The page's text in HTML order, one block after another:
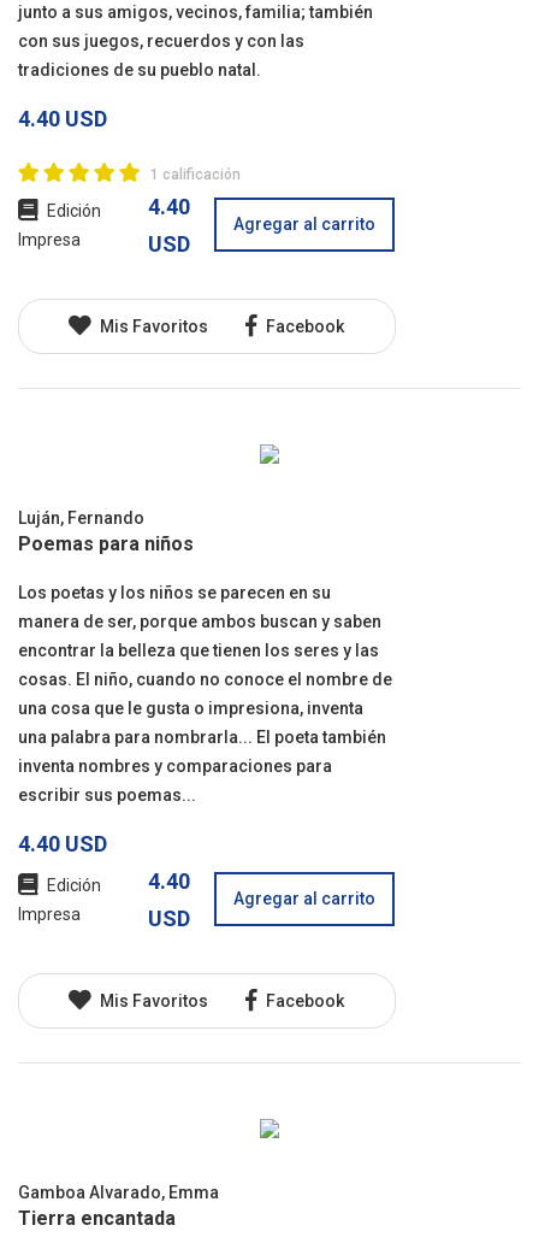
junto a sus amigos, vecinos, familia; también
con sus juegos, recuerdos y con las
tradiciones de su pueblo natal.
4.40 USD
1 calificación
Edición
Impresa
4.40
USD
Agregar al carrito
Mis Favoritos Facebook
Luján, Fernando
Poemas para niños
Los poetas y los niños se parecen en su
manera de ser, porque ambos buscan y saben
encontrar la belleza que tienen los seres y las
cosas. El niño, cuando no conoce el nombre de
una cosa que le gusta o impresiona, inventa
una palabra para nombrarla... El poeta también
inventa nombres y comparaciones para
escribir sus poemas...
4.40 USD
Edición
Impresa
4.40
USD
Agregar al carrito
Mis Favoritos Facebook
Gamboa Alvarado, Emma
Tierra encantada